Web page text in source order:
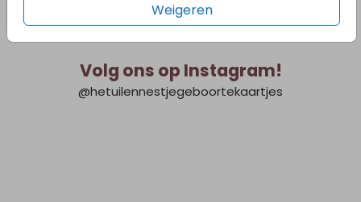
Weigeren
Volg ons op Instagram!
@hetuilennestjegeboortekaartjes